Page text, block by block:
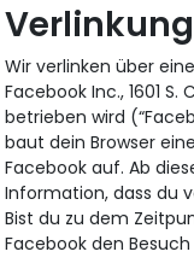
Wir verlinken über
Facebook Inc., 1601 S.
betrieben wird
baut dein Browser
Facebook auf. Ab
Information, dass du
Bist du zu dem
Facebook den